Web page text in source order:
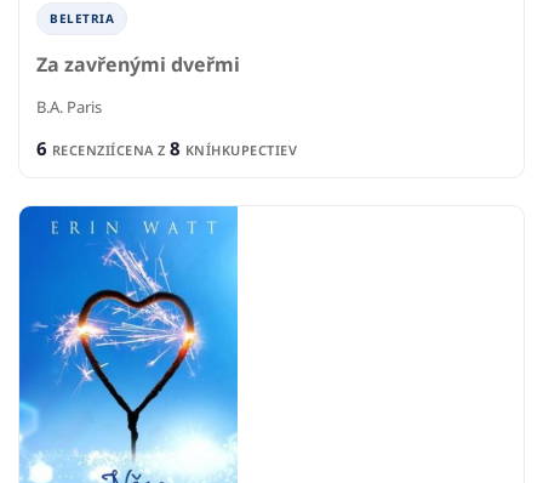
B.A. Paris
6RECENZIÍCENA Z 8KNÍHKUPECTIEV